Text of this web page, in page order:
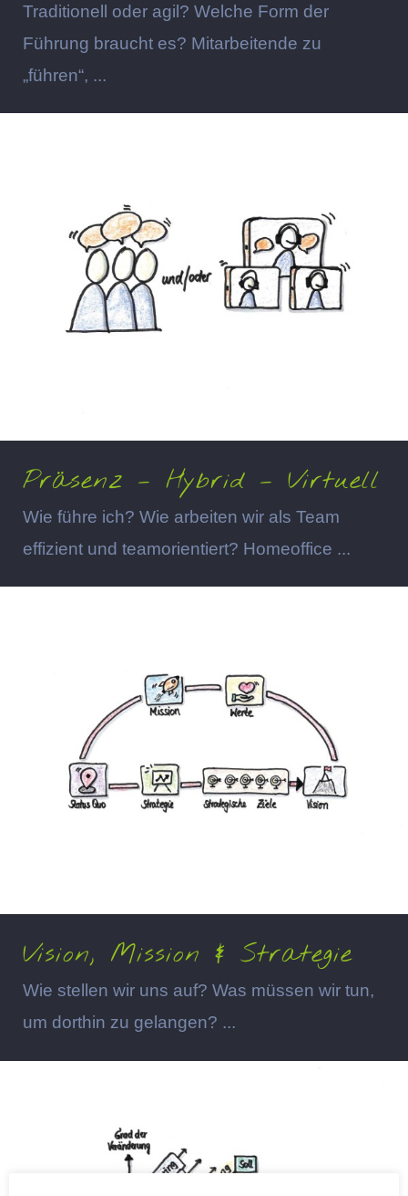
Traditionell oder agil? Welche Form der
Führung braucht es? Mitarbeitende zu
„führen“, ...
Präsenz – Hybrid – Virtuell
Wie führe ich? Wie arbeiten wir als Team
effizient und teamorientiert? Homeoffice ...
Vision, Mission & Strategie
Wie stellen wir uns auf? Was müssen wir tun,
um dorthin zu gelangen? ...